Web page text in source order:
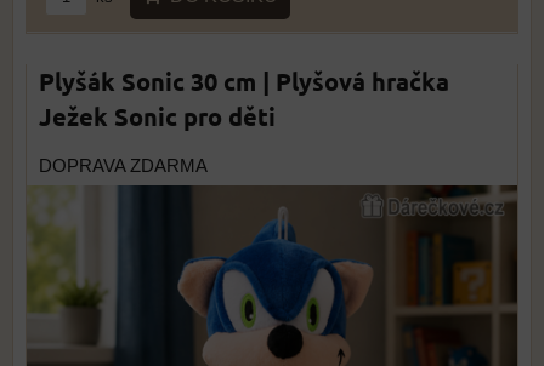
Plyšák Sonic 30 cm | Plyšová hračka
Ježek Sonic pro děti
DOPRAVA ZDARMA